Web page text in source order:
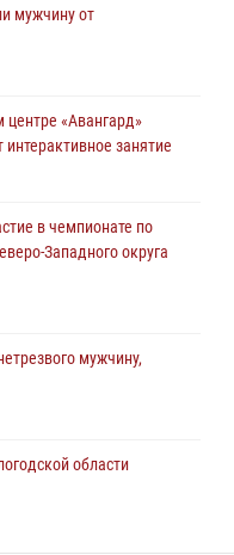
округа
подозреваемого в
мужчину от
центре «Авангард»
занятие
в чемпионате по
Западного округа
мужчину,
области